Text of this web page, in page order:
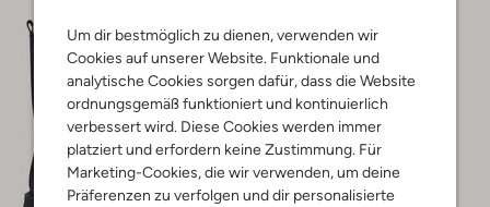
Um dir bestmöglich zu dienen, verwenden wir
Cookies auf unserer Website. Funktionale und
analytische Cookies sorgen dafür, dass die Website
ordnungsgemäß funktioniert und kontinuierlich
verbessert wird. Diese Cookies werden immer
platziert und erfordern keine Zustimmung. Für
Marketing-Cookies, die wir verwenden, um deine
Präferenzen zu verfolgen und dir personalisierte